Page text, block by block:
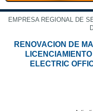
EMPRESA REGIONAL DE
RENOVACION DE
ELECTRIC